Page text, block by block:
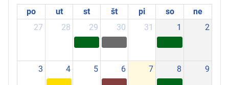
po ut st št pi so
ne
27
28 29 30 31 1 2
3 4 5 6 7 8 9